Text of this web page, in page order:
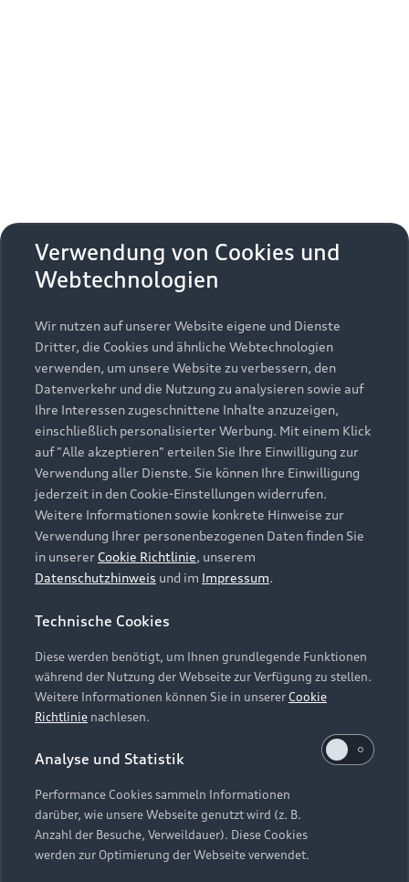
Zurück nach oben
Modelle
Alle Modelle
Modelle vergleichen
Elektromodelle
Plug-in-Hybride
Kaufen & leasen
Neuwagensuche
Gebrauchtwagensuche
Gebrauchtwagen
Finanzierung
Aktionen & Angebote
Geschäftskunden
Service & Zubehör
Saisonale Angebote
Audi Services
Garantie
Audi digital services
myAudi
Support
Kundenservice
Händlersuche
Audi Code
Online-Terminvereinbarung
Servicekontakt
Vertrag widerrufen
Über Audi
Unternehmen
Karriere
Investor Relations
Presse & Media Center
Datenschutz
Audi erleben
Newsletter
Impressum Rechtliches
Hinweisgebersystem
Datenschutzinformation
Cookie-Einstellungen
Cookie-Richtlinie
Barrierefreiheit
Hinweis: Die aktuelle Darstellung und Anordnung der
Embleme am Fahrzeug bei allen Abbildungen auf dieser
Webseite kann abweichen.
Verwendung von Cookies und
Webtechnologien
Wir nutzen auf unserer Website eigene und Dienste
Dritter, die Cookies und ähnliche Webtechnologien
verwenden, um unsere Website zu verbessern, den
Datenverkehr und die Nutzung zu analysieren sowie auf
Ihre Interessen zugeschnittene Inhalte anzuzeigen,
einschließlich personalisierter Werbung. Mit einem Klick
auf "Alle akzeptieren" erteilen Sie Ihre Einwilligung zur
Verwendung aller Dienste. Sie können Ihre Einwilligung
jederzeit in den Cookie-Einstellungen widerrufen.
Weitere Informationen sowie konkrete Hinweise zur
Verwendung Ihrer personenbezogenen Daten finden Sie
in unserer Cookie Richtlinie, unserem
Datenschutzhinweis und im Impressum.
Technische Cookies
Diese werden benötigt, um Ihnen grundlegende Funktionen
während der Nutzung der Webseite zur Verfügung zu stellen.
Weitere Informationen können Sie in unsererCookie
Richtlinie nachlesen.
Analyse und Statistik
Performance Cookies sammeln Informationen
darüber, wie unsere Webseite genutzt wird (z. B.
Anzahl der Besuche, Verweildauer). Diese Cookies
werden zur Optimierung der Webseite verwendet.